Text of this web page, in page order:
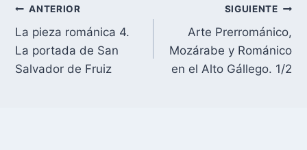
Navegación
de
entradas
ANTERIOR
La pieza románica 4.
La portada de San
Salvador de Fruiz
SIGUIENTE
Arte Prerrománico,
Mozárabe y Románico
en el Alto Gállego. 1/2